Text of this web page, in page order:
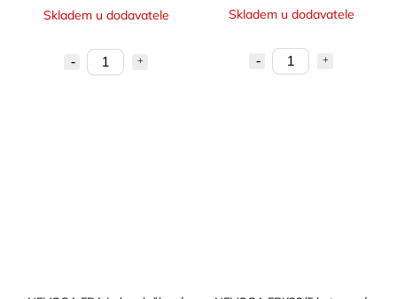
Skladem u dodavatele Skladem u dodavatele